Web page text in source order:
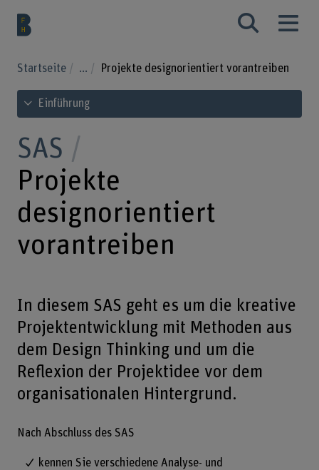
Startseite ... Projekte designorientiert vorantreiben
Inhaltsverzeichnis ansehen
Einführung
SAS
Projekte
designorientiert
vorantreiben
In diesem SAS geht es um die kreative
Projektentwicklung mit Methoden aus
dem Design Thinking und um die
Reflexion der Projektidee vor dem
organisationalen Hintergrund.
Nach Abschluss des SAS
kennen Sie verschiedene Analyse- und